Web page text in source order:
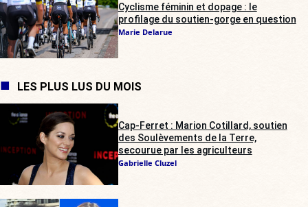
Cyclisme féminin et dopage : le
profilage du soutien-gorge en question
Marie Delarue
LES PLUS LUS DU MOIS
Cap-Ferret : Marion Cotillard, soutien
des Soulèvements de la Terre,
secourue par les agriculteurs
Gabrielle Cluzel